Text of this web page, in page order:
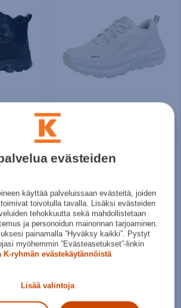
Halti
89,95€
Norm. hinta:100€
Useita kokoja
evästeiden
käyttää palveluissaan evästeitä, joiden
toivotulla tavalla. Lisäksi evästeiden
tehokkuutta sekä mahdollistetaan
ja personoidun mainonnan tarjoaminen.
painamalla ”Hyväksy kaikki”. Pystyt
myöhemmin ”Evästeasetukset”-linkin
K-ryhmän evästekäytännöistä
Lisää valintoja